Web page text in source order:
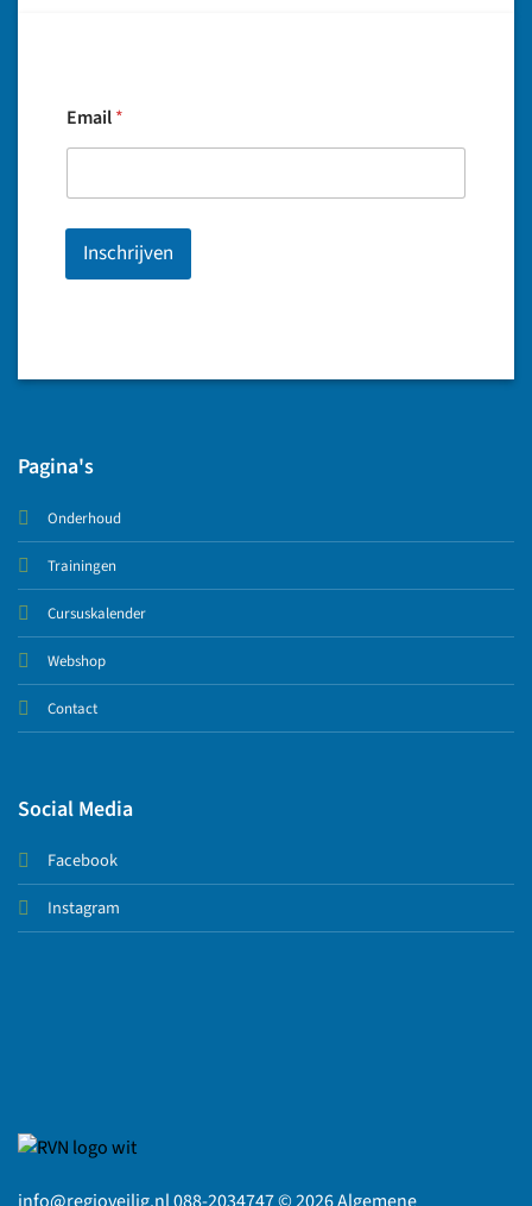
Email*
Inschrijven
Pagina's
Onderhoud
Trainingen
Cursuskalender
Webshop
Contact
Social Media
Facebook
Instagram